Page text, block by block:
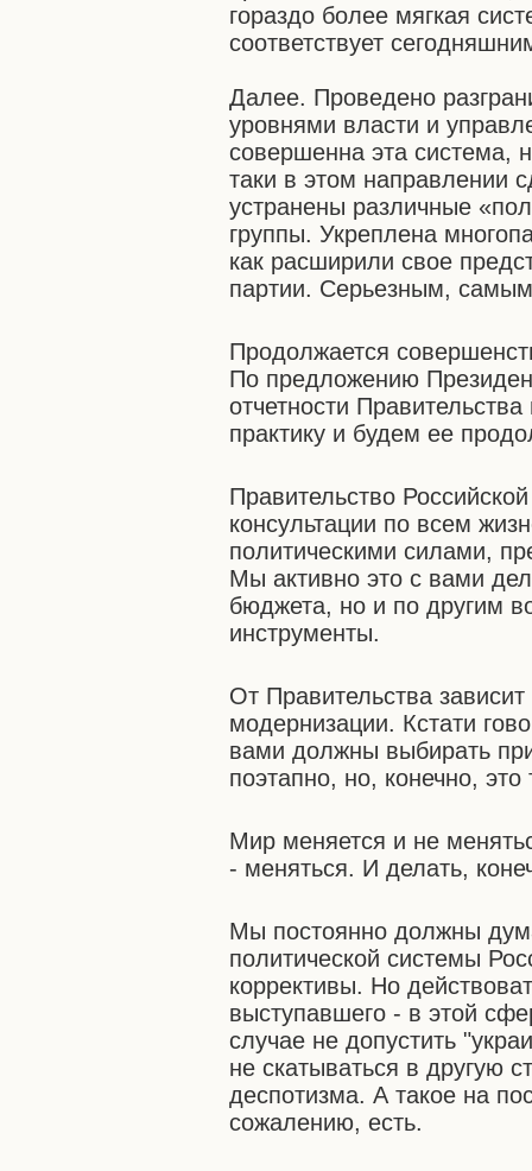
гораздо более мягкая
соответствует
Далее. Проведено
уровнями власти и
совершенна эта система,
таки в этом направлении
устранены различные
группы. Укреплена
как расширили свое
партии. Серьезным,
Продолжается
По предложению
отчетности
практику и будем ее
Правительство
консультации по всем
политическими силами,
Мы активно это с вами
бюджета, но и по другим
инструменты.
От Правительства
модернизации. Кстати
вами должны выбирать
поэтапно, но, конечно,
Мир меняется и не
- меняться. И делать,
Мы постоянно должны
политической системы
коррективы. Но
выступавшего - в этой
случае не допустить
не скатываться в другую
деспотизма. А такое на
сожалению, есть.